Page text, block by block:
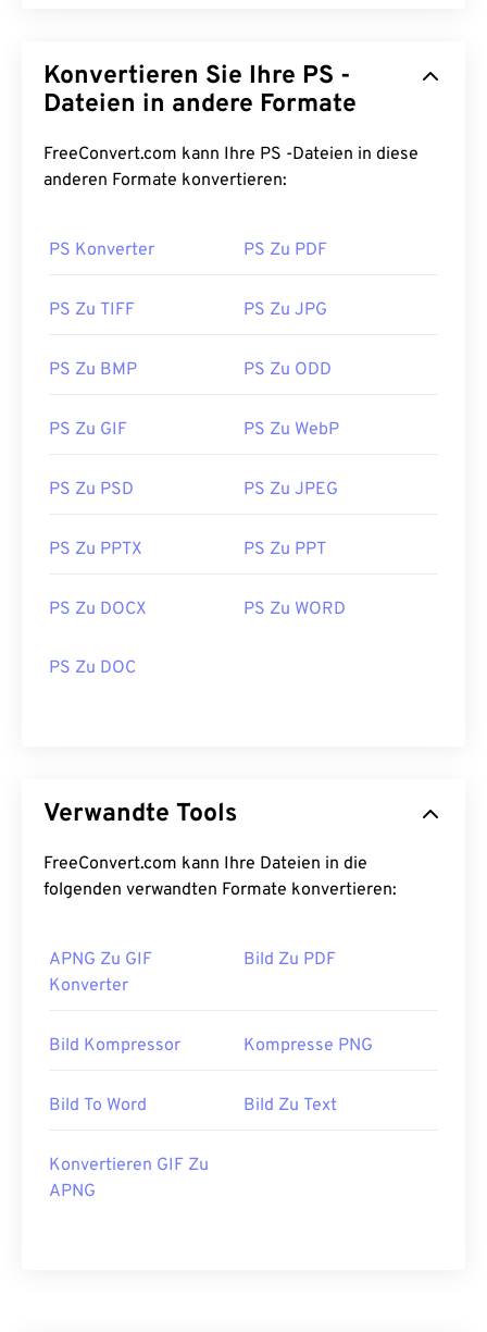
Konvertieren Sie Ihre PS -
Dateien in andere Formate
FreeConvert.com kann Ihre PS -Dateien in diese
anderen Formate konvertieren:
PS Konverter PS Zu PDF
PS Zu TIFF PS Zu JPG
PS Zu BMP PS Zu ODD
PS Zu GIF PS Zu WebP
PS Zu PSD PS Zu JPEG
PS Zu PPTX PS Zu PPT
PS Zu DOCX PS Zu WORD
PS Zu DOC
Verwandte Tools
FreeConvert.com kann Ihre Dateien in die
folgenden verwandten Formate konvertieren:
APNG Zu GIF
Konverter
Bild Zu PDF
Bild Kompressor Kompresse PNG
Bild To Word Bild Zu Text
Konvertieren GIF Zu
APNG